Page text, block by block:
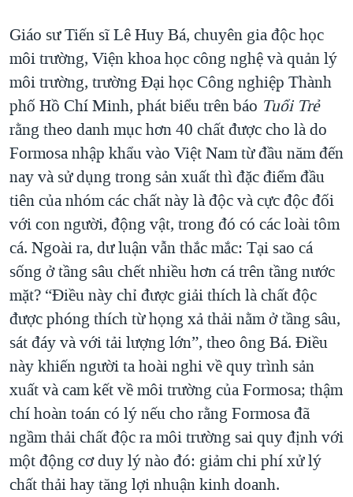
Giáo sư Tiến sĩ Lê Huy Bá, chuyên gia độc học
môi trường, Viện khoa học công nghệ và quản lý
môi trường, trường Đại học Công nghiệp Thành
phố Hồ Chí Minh, phát biểu trên báo Tuổi Trẻ
rằng theo danh mục hơn 40 chất được cho là do
Formosa nhập khẩu vào Việt Nam từ đầu năm đến
nay và sử dụng trong sản xuất thì đặc điểm đầu
tiên của nhóm các chất này là độc và cực độc đối
với con người, động vật, trong đó có các loài tôm
cá. Ngoài ra, dư luận vẫn thắc mắc: Tại sao cá
sống ở tầng sâu chết nhiều hơn cá trên tầng nước
mặt? “Điều này chỉ được giải thích là chất độc
được phóng thích từ họng xả thải nằm ở tầng sâu,
sát đáy và với tải lượng lớn”, theo ông Bá. Điều
này khiến người ta hoài nghi về quy trình sản
xuất và cam kết về môi trường của Formosa; thậm
chí hoàn toán có lý nếu cho rằng Formosa đã
ngầm thải chất độc ra môi trường sai quy định với
một động cơ duy lý nào đó: giảm chi phí xử lý
chất thải hay tăng lợi nhuận kinh doanh.